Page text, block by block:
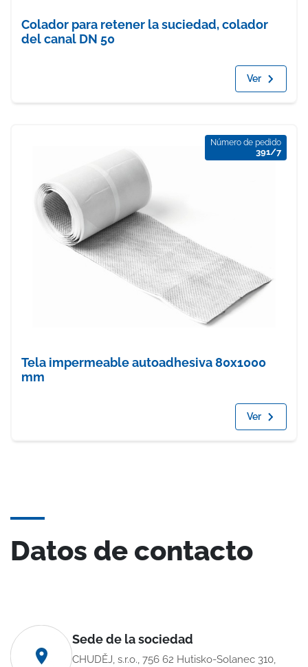
Colador para retener la suciedad, colador
del canal DN 50
Ver
Número de pedido
391/7
Tela impermeable autoadhesiva 80x1000
mm
Ver
Datos de contacto
Sede de la sociedad
CHUDĚJ, s.r.o., 756 62 Hutisko-Solanec 310,